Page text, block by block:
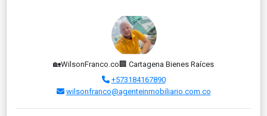
🏡WilsonFranco.co🏢 Cartagena Bienes Raíces
+573184167890
wilsonfranco@agenteinmobiliario.com.co